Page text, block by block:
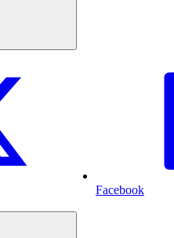
Facebook